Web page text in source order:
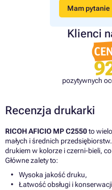
Mam pytanie
Klienci
pozytywnych
Recenzja drukarki
RICOH AFICIO MP C2550to
małych i średnich
drukiem w kolorze i czerni-bieli,
Główne zalety to:
Wysoka jakość druku,
Łatwość obsługi i